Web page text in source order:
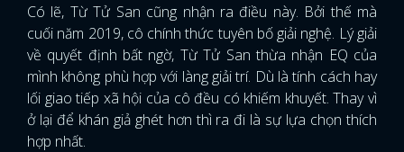
Có lẽ, Từ Tử San cũng nhận ra điều này. Bởi thế mà
cuối năm 2019, cô chính thức tuyên bố giải nghệ. Lý giải
về quyết định bất ngờ, Từ Tử San thừa nhận EQ của
mình không phù hợp với làng giải trí. Dù là tính cách hay
lối giao tiếp xã hội của cô đều có khiếm khuyết. Thay vì
ở lại để khán giả ghét hơn thì ra đi là sự lựa chọn thích
hợp nhất.